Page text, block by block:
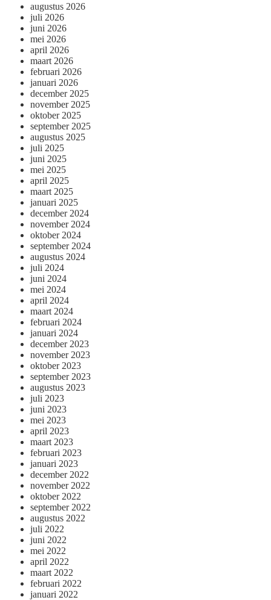
augustus 2026
juli 2026
juni 2026
mei 2026
april 2026
maart 2026
februari 2026
januari 2026
december 2025
november 2025
oktober 2025
september 2025
augustus 2025
juli 2025
juni 2025
mei 2025
april 2025
maart 2025
januari 2025
december 2024
november 2024
oktober 2024
september 2024
augustus 2024
juli 2024
juni 2024
mei 2024
april 2024
maart 2024
februari 2024
januari 2024
december 2023
november 2023
oktober 2023
september 2023
augustus 2023
juli 2023
juni 2023
mei 2023
april 2023
maart 2023
februari 2023
januari 2023
december 2022
november 2022
oktober 2022
september 2022
augustus 2022
juli 2022
juni 2022
mei 2022
april 2022
maart 2022
februari 2022
januari 2022